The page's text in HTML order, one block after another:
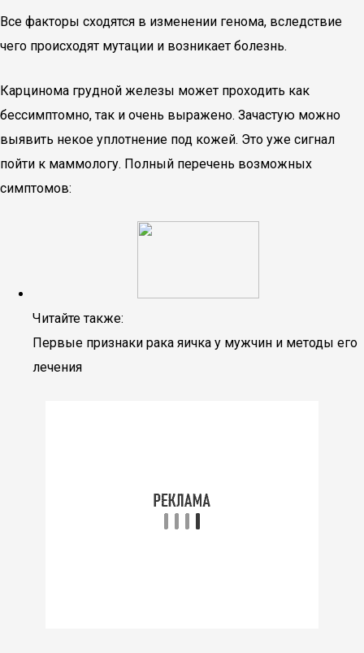
Все факторы сходятся в изменении генома, вследствие
чего происходят мутации и возникает болезнь.
Карцинома грудной железы может проходить как
бессимптомно, так и очень выражено. Зачастую можно
выявить некое уплотнение под кожей. Это уже сигнал
пойти к маммологу. Полный перечень возможных
симптомов:
Читайте также:
Первые признаки рака яичка у мужчин и методы его
лечения